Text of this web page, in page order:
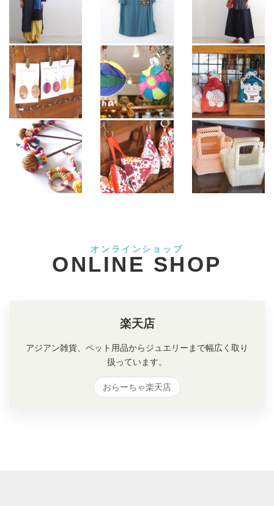
オンラインショップ
ONLINE SHOP
楽天店
アジアン雑貨、ペット用品からジュエリーまで幅広く取り
扱っています。
おらーちゃ楽天店